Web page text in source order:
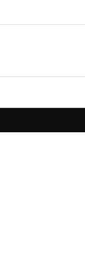
CHP’YE İL BAŞKANI